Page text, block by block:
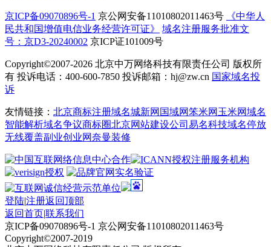
京ICP备09070896号-1 京公网安备11010802011463号
《中华人
民共和国增值电信业务经营许可证》
域名注册服务批准文
号：京D3-20240002 京ICP证101009号
Copyright©2007-2026 北京中万网络科技有限责任公司 版权所
有 投诉电话：400-600-7850 投诉邮箱：hj@zw.cn 国家域名投
诉
友情链接： 北京商标注册域名城新网 国域网笨米网 玉米网域名
智能解析域名争议商标圈北京网站建设公司 易名科技域名停放
无线覆盖副业创业网奈曼装修
登陆|注册返回顶部
返回首页|联系我们
京ICP备09070896号-1 京公网安备11010802011463号
Copyright©2007-2019